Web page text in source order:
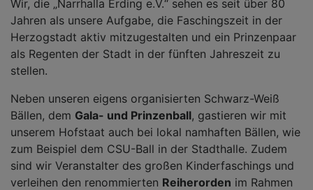
Wir, die „Narrhalla Erding e.V.“ sehen es seit über 80
Jahren als unsere Aufgabe, die Faschingszeit in der
Herzogstadt aktiv mitzugestalten und ein Prinzenpaar
als Regenten der Stadt in der fünften Jahreszeit zu
stellen.
Neben unseren eigens organisierten Schwarz-Weiß
Bällen, dem Gala- und Prinzenball, gastieren wir mit
unserem Hofstaat auch bei lokal namhaften Bällen, wie
zum Beispiel dem CSU-Ball in der Stadthalle. Zudem
sind wir Veranstalter des großen Kinderfaschings und
verleihen den renommierten Reiherorden im Rahmen